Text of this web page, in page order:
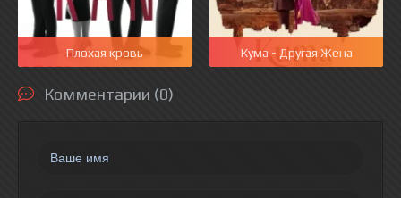
Плохая кровь Кума - Другая Жена
Комментарии (0)